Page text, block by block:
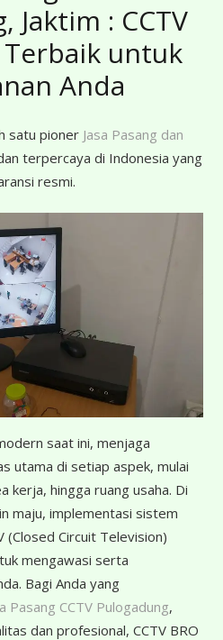
Jaktim : CCTV
Terbaik untuk
Anda
satu pioner Jasa Pasang dan
terpercaya di Indonesia yang
resmi.
saat ini, menjaga
utama di setiap aspek, mulai
kerja, hingga ruang usaha. Di
maju, implementasi sistem
(Closed Circuit Television)
mengawasi serta
Bagi Anda yang
Pasang CCTV Pulogadung,
dan profesional, CCTV BRO